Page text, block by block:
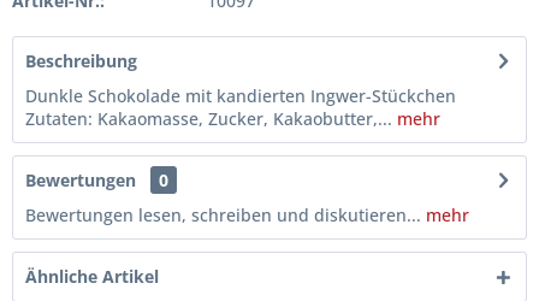
Beschreibung
Dunkle Schokolade mit kandierten Ingwer-Stückchen
Zutaten: Kakaomasse, Zucker, Kakaobutter,... mehr
Bewertungen
0
Bewertungen lesen, schreiben und diskutieren... mehr
Ähnliche Artikel